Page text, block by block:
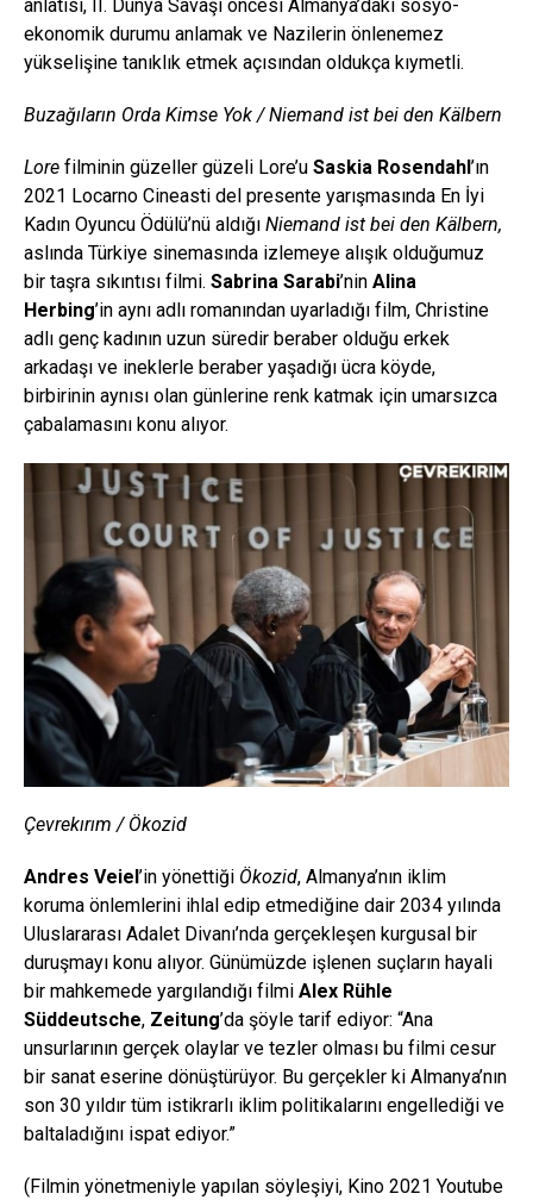
anlatısı, II. Dünya Savaşı öncesi Almanya’daki sosyo-
ekonomik durumu anlamak ve Nazilerin önlenemez
yükselişine tanıklık etmek açısından oldukça kıymetli.
Buzağıların Orda Kimse Yok / Niemand ist bei den Kälbern
Lore filminin güzeller güzeli Lore’u Saskia Rosendahl’ın
2021 Locarno Cineasti del presente yarışmasında En İyi
Kadın Oyuncu Ödülü’nü aldığı Niemand ist bei den Kälbern,
aslında Türkiye sinemasında izlemeye alışık olduğumuz
bir taşra sıkıntısı filmi. Sabrina Sarabi’nin Alina
Herbing’in aynı adlı romanından uyarladığı film, Christine
adlı genç kadının uzun süredir beraber olduğu erkek
arkadaşı ve ineklerle beraber yaşadığı ücra köyde,
birbirinin aynısı olan günlerine renk katmak için umarsızca
çabalamasını konu alıyor.
Çevrekırım / Ökozid
Andres Veiel ’in yönettiği Ökozid, Almanya’nın iklim
koruma önlemlerini ihlal edip etmediğine dair 2034 yılında
Uluslararası Adalet Divanı’nda gerçekleşen kurgusal bir
duruşmayı konu alıyor. Günümüzde işlenen suçların hayali
bir mahkemede yargılandığı filmi Alex Rühle
Süddeutsche, Zeitung’da şöyle tarif ediyor: “Ana
unsurlarının gerçek olaylar ve tezler olması bu filmi cesur
bir sanat eserine dönüştürüyor. Bu gerçekler ki Almanya’nın
son 30 yıldır tüm istikrarlı iklim politikalarını engellediği ve
baltaladığını ispat ediyor.”
(Filmin yönetmeniyle yapılan söyleşiyi, Kino 2021 Youtube